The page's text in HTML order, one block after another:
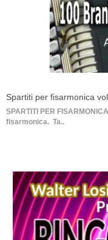
Spartiti per fisarmonica
SPARTITI PER
fisarmonica. Ta..